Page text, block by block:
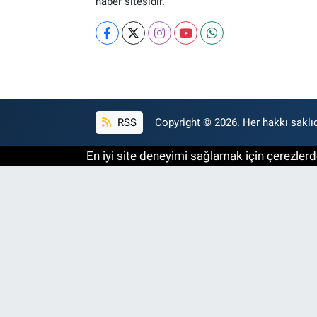
RSS Copyright © 2026. Her hakkı
En iyi site deneyimi sağlamak için